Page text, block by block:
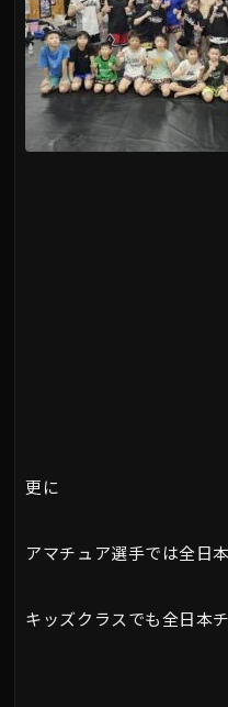
更に
アマチュア選手では全日
キッズクラスでも全日本